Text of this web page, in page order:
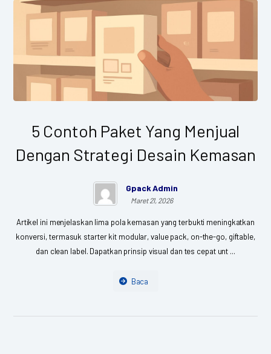
5 Contoh Paket Yang Menjual
Dengan Strategi Desain Kemasan
Gpack Admin
Maret 21, 2026
Artikel ini menjelaskan lima pola kemasan yang terbukti meningkatkan
konversi, termasuk starter kit modular, value pack, on-the-go, giftable,
dan clean label. Dapatkan prinsip visual dan tes cepat unt ...
Baca